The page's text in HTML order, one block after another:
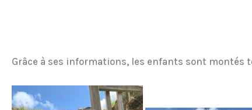
Grâce à ses informations, les enfants sont montés